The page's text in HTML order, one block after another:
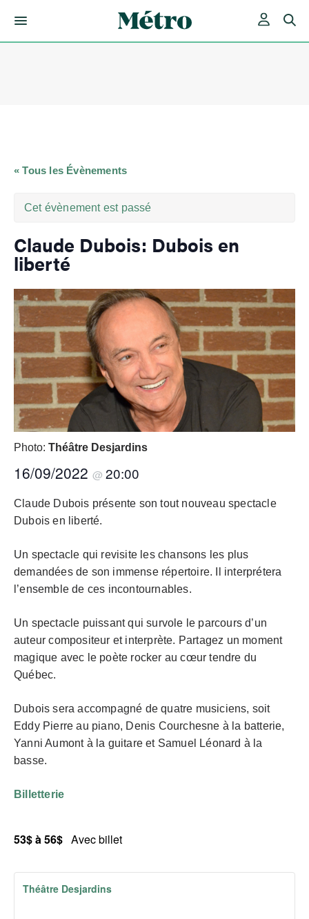
« Tous les Évènements
Cet évènement est passé
Claude Dubois: Dubois en
liberté
Photo: Théâtre Desjardins
16/09/2022 @ 20:00
Claude Dubois présente son tout nouveau spectacle
Dubois en liberté.
Un spectacle qui revisite les chansons les plus
demandées de son immense répertoire. Il interprétera
l’ensemble de ces incontournables.
Un spectacle puissant qui survole le parcours d’un
auteur compositeur et interprète. Partagez un moment
magique avec le poète rocker au cœur tendre du
Québec.
Dubois sera accompagné de quatre musiciens, soit
Eddy Pierre au piano, Denis Courchesne à la batterie,
Yanni Aumont à la guitare et Samuel Léonard à la
basse.
Billetterie
53$ à 56$ Avec billet
Théâtre Desjardins